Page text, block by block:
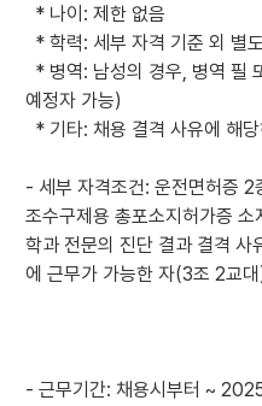
* 나이: 제한 없음
* 학력: 세부 자격 기준 외 별
* 병역: 남성의 경우, 병역 필
예정자 가능)
* 기타: 채용 결격 사유에 해
- 세부 자격조건: 운전면허증 2
조수구제용 총포소지허가증 소
학과 전문의 진단 결과 결격
에 근무가 가능한 자(3조 2교
- 근무기간: 채용시부터 ~